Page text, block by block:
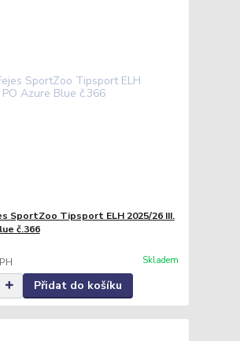
SportZoo Tipsport ELH 2025/26 III.
č.366
Skladem
Přidat do košíku